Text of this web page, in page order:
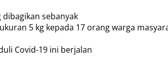
dibagikan sebanyak
5 kg kepada 17 orang warga
Covid-19 ini berjalan